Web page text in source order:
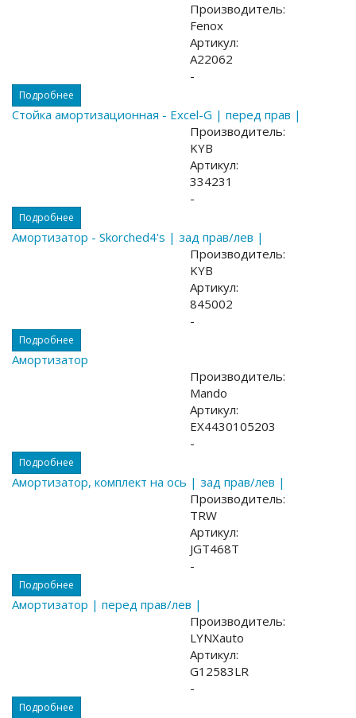
Производитель:
Fenox
Артикул:
A22062
-
Подробнее
Стойка амортизационная - Excel-G | перед прав |
Производитель:
KYB
Артикул:
334231
-
Подробнее
Амортизатор - Skorched4's | зад прав/лев |
Производитель:
KYB
Артикул:
845002
-
Подробнее
Амортизатор
Производитель:
Mando
Артикул:
EX4430105203
-
Подробнее
Амортизатор, комплект на ось | зад прав/лев |
Производитель:
TRW
Артикул:
JGT468T
-
Подробнее
Амортизатор | перед прав/лев |
Производитель:
LYNXauto
Артикул:
G12583LR
-
Подробнее